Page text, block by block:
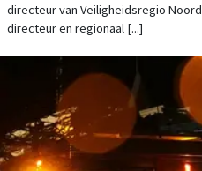
directeur van Veiligheidsregio
directeur en regionaal [...]